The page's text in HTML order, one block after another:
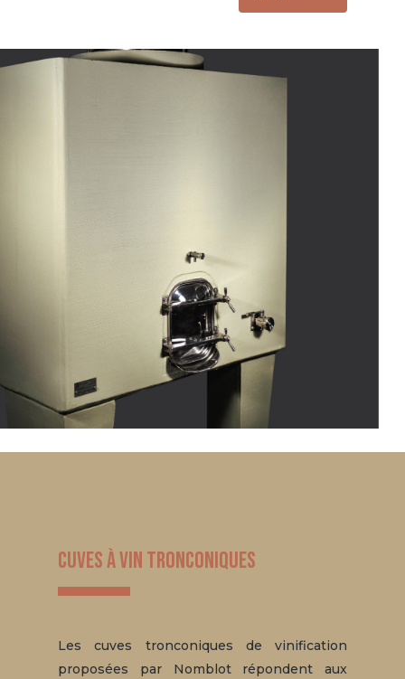
Cuves à vin tronconiques
Les cuves tronconiques de vinification
proposées par Nomblot répondent aux